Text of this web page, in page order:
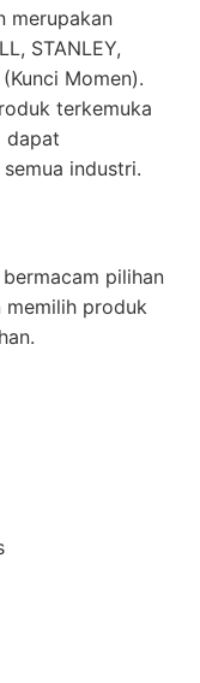
merupakan
STANLEY,
Momen).
terkemuka
dapat
industri.
pilihan
memilih produk